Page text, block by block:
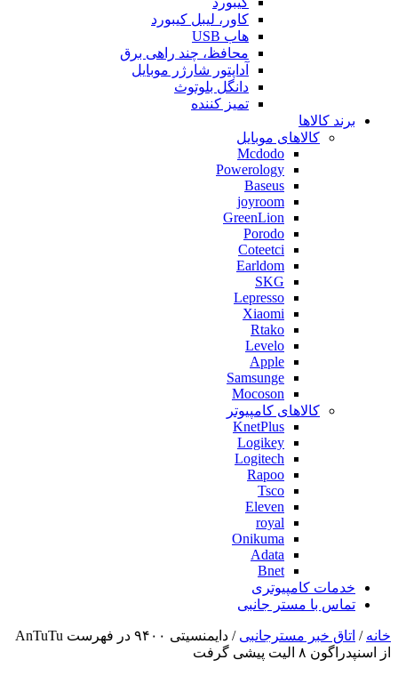
کاور، لیبل کیبورد
هاب USB
محافظ، چند راهی برق
آداپتور شارژر موبایل
دانگل بلوتوث
تمیز کننده
برند کالاها
کالاهای موبایل
Mcdodo
Powerology
Baseus
joyroom
GreenLion
Porodo
Coteetci
Earldom
SKG
Lepresso
Xiaomi
Rtako
Levelo
Apple
Samsunge
Mocoson
کالاهای کامپیوتر
KnetPlus
Logikey
Logitech
Rapoo
Tsco
Eleven
royal
Onikuma
Adata
Bnet
خدمات کامپیوتری
تماس با مستر جانبی
خانه / اتاق خبر مسترجانبی
/ دایمنسیتی ۹۴۰۰ در فهرست AnTuTu
از اسنپدراگون ۸ الیت پیشی گرفت